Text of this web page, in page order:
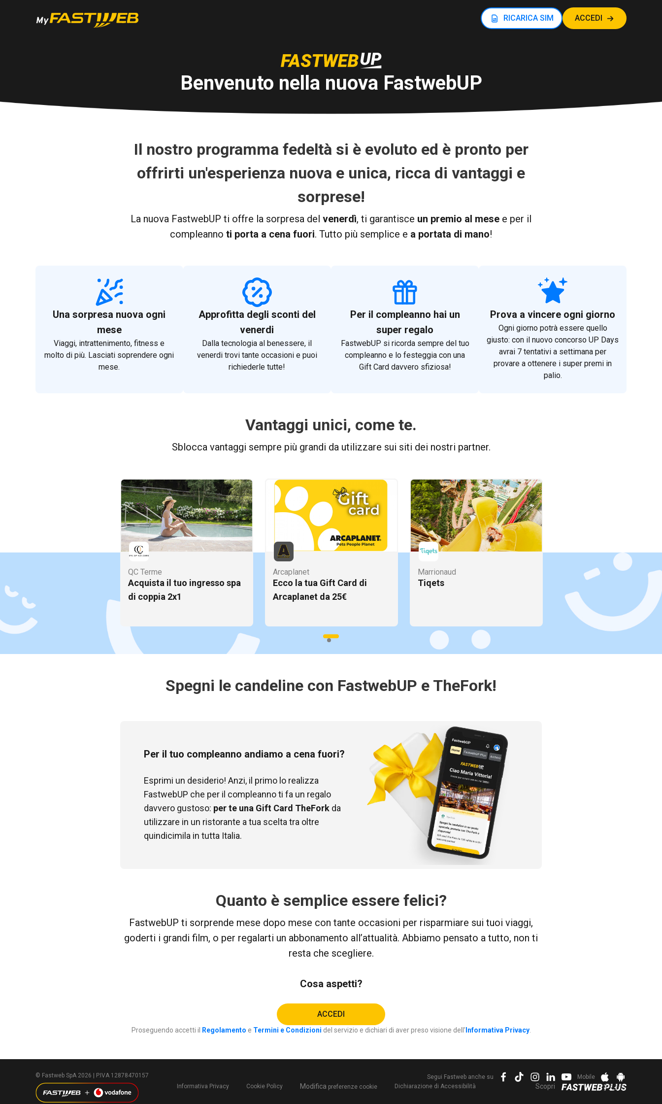
RICARICA SIM ACCEDI
Benvenuto nella nuova FastwebUP
Il nostro programma fedeltà si è evoluto ed è pronto per
offrirti un'esperienza nuova e unica, ricca di vantaggi e
sorprese!
La nuova FastwebUP ti offre la sorpresa del venerdì, ti garantisce un premio al mese e per il
compleanno ti porta a cena fuori. Tutto più semplice e a portata di mano!
Una sorpresa nuova ogni
mese
Viaggi, intrattenimento, fitness e
molto di più. Lasciati soprendere ogni
mese.
Approfitta degli sconti del
venerdi
Dalla tecnologia al benessere, il
venerdi trovi tante occasioni e puoi
richiederle tutte!
Per il compleanno hai un
super regalo
FastwebUP si ricorda sempre del tuo
compleanno e lo festeggia con una
Gift Card davvero sfiziosa!
Prova a vincere ogni giorno
Ogni giorno potrà essere quello
giusto: con il nuovo concorso UP Days
avrai 7 tentativi a settimana per
provare a ottenere i super premi in
palio.
Vantaggi unici, come te.
Sblocca vantaggi sempre più grandi da utilizzare sui siti dei nostri partner.
QC Terme
Acquista il tuo ingresso spa
di coppia 2x1
Arcaplanet
Ecco la tua Gift Card di
Arcaplanet da 25€
Marrionaud
Tiqets
Marrionaud
ITA Airways
Spegni le candeline con FastwebUP e TheFork!
Per il tuo compleanno andiamo a cena fuori?
Esprimi un desiderio! Anzi, il primo lo realizza
FastwebUP che per il compleanno ti fa un regalo
davvero gustoso: per te una Gift Card TheFork da
utilizzare in un ristorante a tua scelta tra oltre
quindicimila in tutta Italia.
Quanto è semplice essere felici?
FastwebUP ti sorprende mese dopo mese con tante occasioni per risparmiare sui tuoi viaggi,
goderti i grandi film, o per regalarti un abbonamento all’attualità. Abbiamo pensato a tutto, non ti
resta che scegliere.
Cosa aspetti?
ACCEDI
Proseguendo accetti il Regolamento e Termini e Condizioni del servizio e dichiari di aver preso visione dell’ Informativa Privacy.
© Fastweb SpA 2026 | P.IVA 12878470157 Segui Fastweb anche su
Mobile
Informativa Privacy
Cookie Policy Modifica preferenze cookie Dichiarazione di Accessibilità Scopri